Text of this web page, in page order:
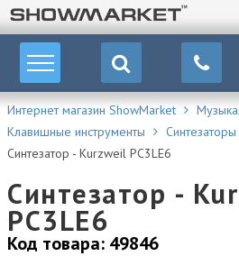
Интернет магазин ShowMarket
Клавишные инструменты
Синтезаторы
Синтезатор - Kurzweil PC3LE6
Синтезатор -
PC3LE6
Код товара: 49846